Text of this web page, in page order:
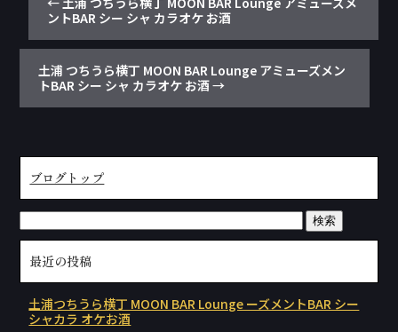
ントBAR シー シャ カラオケ お酒
土浦 つちうら横丁 MOON BAR Lounge アミューズメン
トBAR シー シャ カラオケ お酒→
ブログトップ
最近の投稿
土浦つちうら横丁 MOON BAR Lounge ーズメントBAR シー
シャカラ オケお酒